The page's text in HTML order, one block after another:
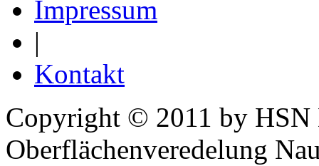
Impressum
|
Kontakt
Copyright © 2011 by HSN
Oberflächenveredelung